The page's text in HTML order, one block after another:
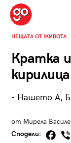
НЕЩАТА ОТ ЖИВОТА
Кратка
- Нашето А, Б,
от Мирела
Сподели: